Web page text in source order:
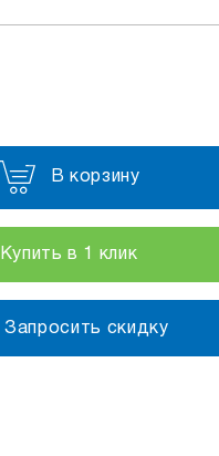
В корзину
Купить в 1 клик
Запросить скидку